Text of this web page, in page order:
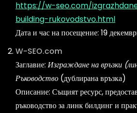
https://w-seo.com/
building-rukovodstvo.html
Дата и час на посещение: 19
W-SEO.com
Заглавие: Изграждане на връзки
Ръководство (дублирана връзка)
Описание: Същият ресурс,
ръководство за линк билдинг и